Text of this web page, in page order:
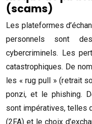
(scams)
Les plateformes
personnels sont
cybercriminels. Les
catastrophiques. De
les « rug pull » (retrait
ponzi, et le phishing.
sont impératives, telles
(2FA) et le choix